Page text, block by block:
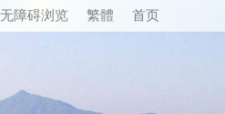
首页
繁體
无障碍浏览